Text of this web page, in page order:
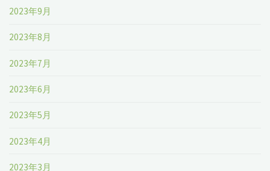
2023年9月
2023年8月
2023年7月
2023年6月
2023年5月
2023年4月
2023年3月